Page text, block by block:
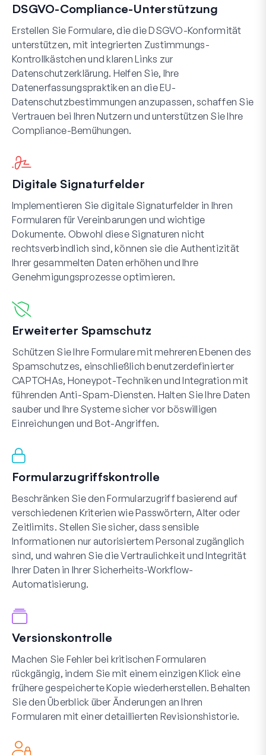
DSGVO-Compliance-Unterstützung
Erstellen Sie Formulare, die die DSGVO-Konformität
unterstützen, mit integrierten Zustimmungs-
Kontrollkästchen und klaren Links zur
Datenschutzerklärung. Helfen Sie, Ihre
Datenerfassungspraktiken an die EU-
Datenschutzbestimmungen anzupassen, schaffen Sie
Vertrauen bei Ihren Nutzern und unterstützen Sie Ihre
Compliance-Bemühungen.
Digitale Signaturfelder
Implementieren Sie digitale Signaturfelder in Ihren
Formularen für Vereinbarungen und wichtige
Dokumente. Obwohl diese Signaturen nicht
rechtsverbindlich sind, können sie die Authentizität
Ihrer gesammelten Daten erhöhen und Ihre
Genehmigungsprozesse optimieren.
Erweiterter Spamschutz
Schützen Sie Ihre Formulare mit mehreren Ebenen des
Spamschutzes, einschließlich benutzerdefinierter
CAPTCHAs, Honeypot-Techniken und Integration mit
führenden Anti-Spam-Diensten. Halten Sie Ihre Daten
sauber und Ihre Systeme sicher vor böswilligen
Einreichungen und Bot-Angriffen.
Formularzugriffskontrolle
Beschränken Sie den Formularzugriff basierend auf
verschiedenen Kriterien wie Passwörtern, Alter oder
Zeitlimits. Stellen Sie sicher, dass sensible
Informationen nur autorisiertem Personal zugänglich
sind, und wahren Sie die Vertraulichkeit und Integrität
Ihrer Daten in Ihrer Sicherheits-Workflow-
Automatisierung.
Versionskontrolle
Machen Sie Fehler bei kritischen Formularen
rückgängig, indem Sie mit einem einzigen Klick eine
frühere gespeicherte Kopie wiederherstellen. Behalten
Sie den Überblick über Änderungen an Ihren
Formularen mit einer detaillierten Revisionshistorie.